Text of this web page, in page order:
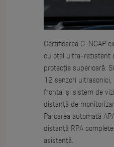
Certificarea C-NCAP
cu oțel ultra-
protecție superioară.
12 senzori
frontal și sistem de
distanță de
Parcarea automată
distanță RPA
asistență.